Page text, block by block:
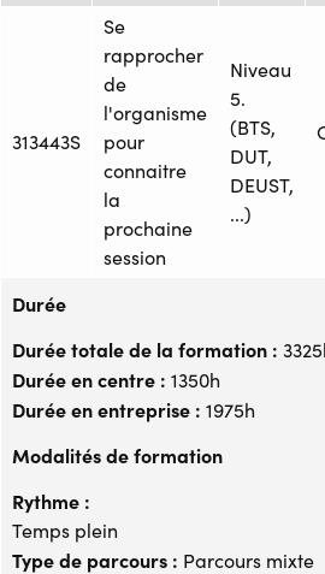
313443S
Se
rapprocher
de
l'organisme
pour
connaitre
la
prochaine
session
Niveau
5.
(BTS,
DUT,
DEUST,
...)
Durée
Durée totale de la formation :
Durée en centre : 1350h
Durée en entreprise : 1975h
Modalités de formation
Rythme :
Temps plein
Type de parcours : Parcours mixte